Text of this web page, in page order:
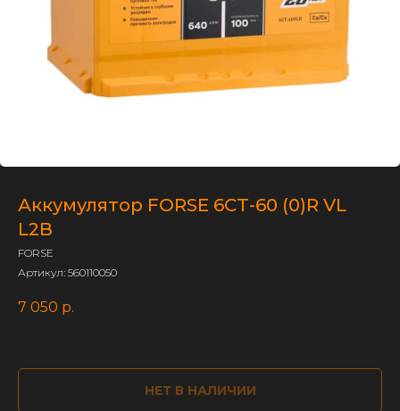
Аккумулятор FORSE 6СТ-60 (0)R VL
L2B
FORSE
Артикул: 560110050
7 050 р.
НЕТ В НАЛИЧИИ